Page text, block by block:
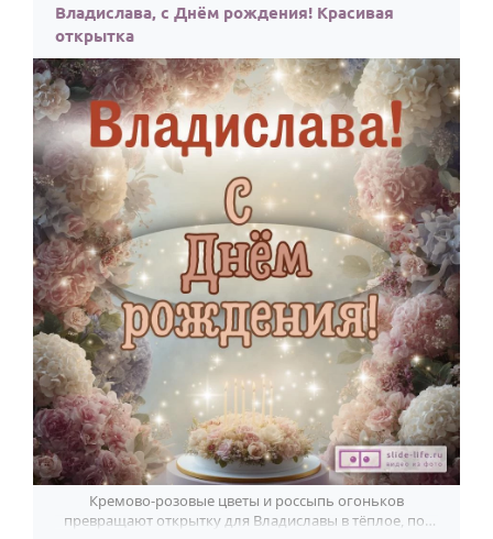
Открытки
Стихи и тексты
ПРАЗДНИКИ
С Днем рождения
Юбилей
Свадьба
Годовщина свадьбы
Календарь праздников
КОМУ
Женщине
Мужчине
Маме
Папе
Детям
ОТЗЫВЫ
Владислава, с Днём рождения! Красивая
открытка
Кремово-розовые цветы и россыпь огоньков
превращают открытку для Владиславы в тёплое, по-